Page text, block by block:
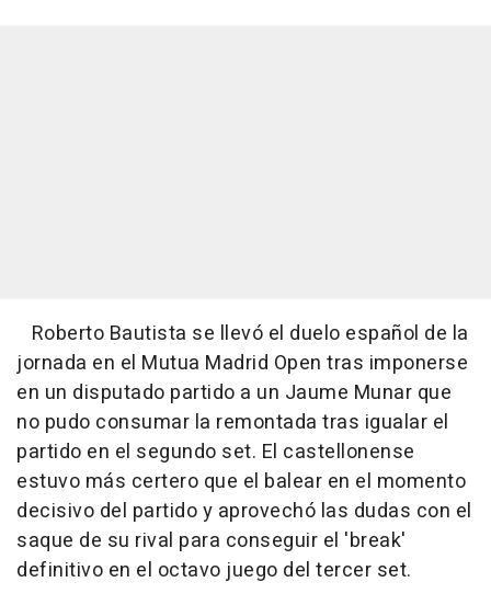
Roberto Bautista se llevó el duelo español de la
jornada en el Mutua Madrid Open tras imponerse
en un disputado partido a un Jaume Munar que
no pudo consumar la remontada tras igualar el
partido en el segundo set. El castellonense
estuvo más certero que el balear en el momento
decisivo del partido y aprovechó las dudas con el
saque de su rival para conseguir el 'break'
definitivo en el octavo juego del tercer set.